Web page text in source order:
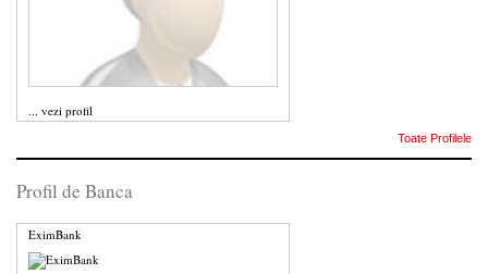
... vezi profil
Toate Profilele
Profil de Banca
EximBank